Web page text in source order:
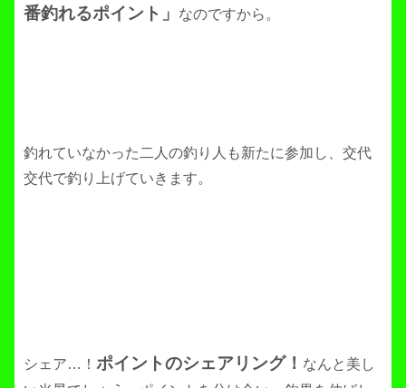
番釣れるポイント」
なのですから。
釣れていなかった二人の釣り人も新たに参加し、交代
交代で釣り上げていきます。
シェア…！ ポイントのシェアリング！ なんと美し